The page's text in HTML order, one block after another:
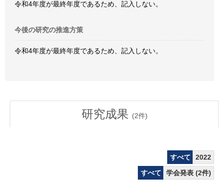
令和4年度が最終年度であるため、記入しない。
今後の研究の推進方策
令和4年度が最終年度であるため、記入しない。
研究成果 (2件)
すべて
2022
すべて
学会発表 (2件)